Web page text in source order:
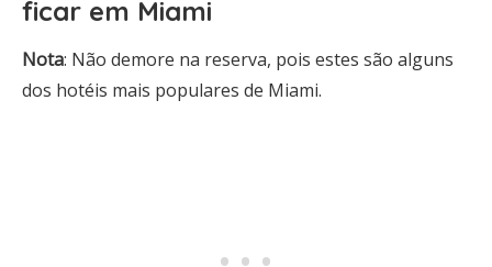
ficar em Miami
Nota: Não demore na reserva, pois estes são alguns
dos hotéis mais populares de Miami.